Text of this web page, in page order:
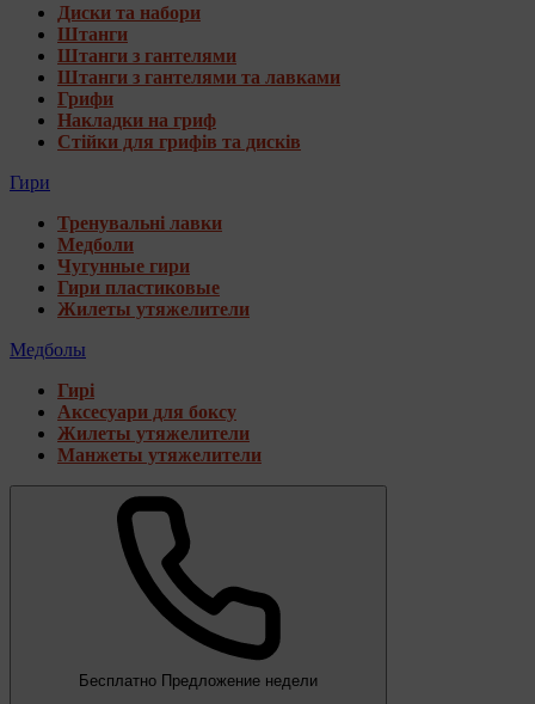
Диски та набори
Штанги
Штанги з гантелями
Штанги з гантелями та лавками
Грифи
Накладки на гриф
Стійки для грифів та дисків
Гири
Тренувальні лавки
Медболи
Чугунные гири
Гири пластиковые
Жилеты утяжелители
Медболы
Гирі
Аксесуари для боксу
Жилеты утяжелители
Манжеты утяжелители
Бесплатно Предложение недели